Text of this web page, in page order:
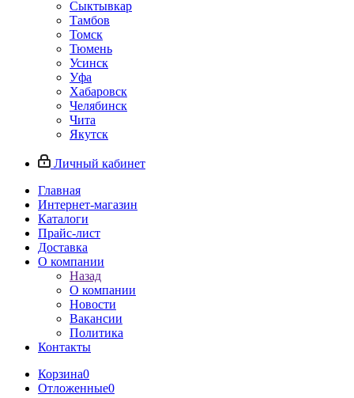
Сыктывкар
Тамбов
Томск
Тюмень
Усинск
Уфа
Хабаровск
Челябинск
Чита
Якутск
Личный кабинет
Главная
Интернет-магазин
Каталоги
Прайс-лист
Доставка
О компании
Назад
О компании
Новости
Вакансии
Политика
Контакты
Корзина0
Отложенные0